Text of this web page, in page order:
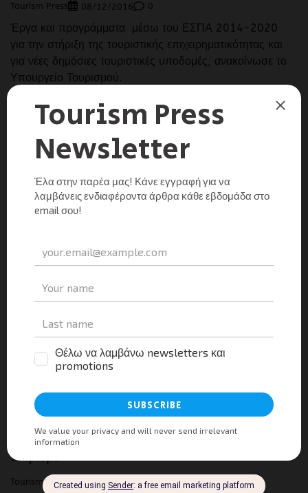
Tourism Press 08/12/2016 0
Έργα και προγράμματα μέσω του ΕΣΠΑ 2014-2020
για την στήριξη της τουριστικής επιχειρηματικότητας και
για νέες δημόσιες τουριστικές υποδομές, ανακοίνωσε το
Υπουργείο Τουρισμού.
Μοιραστείτε τα νέα
FacebookLinkedIn
WhatsApp
Viber
Μοιραστείτε
Τι αποκαλύπτει παγκόσμια έρευνα για τον πολυτελή
τουρισμό
Tourism Press 29/05/2018 0